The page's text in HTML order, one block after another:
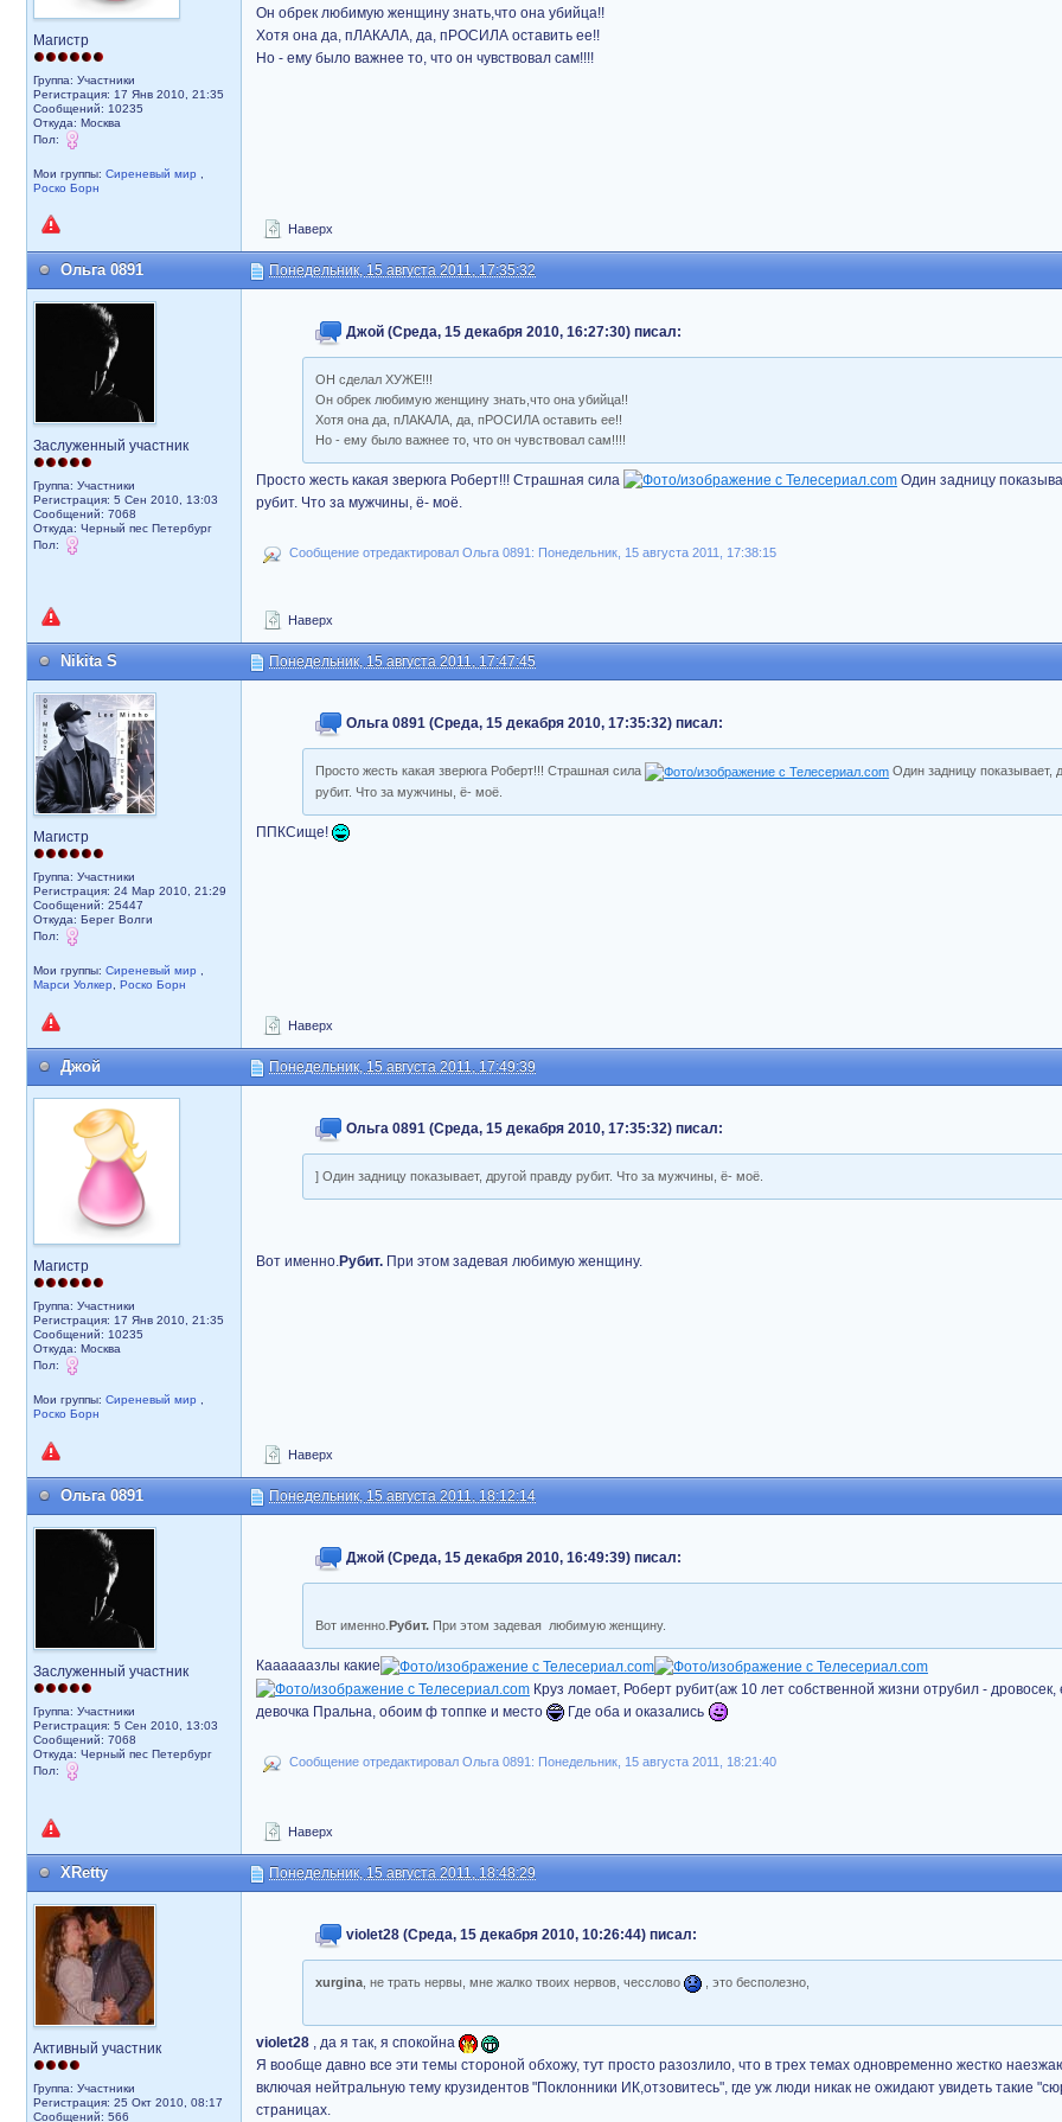
Магистр
Группа: Участники
Регистрация: 17 Янв 2010, 21:35
Сообщений: 10235
Откуда: Москва
Пол:
Мои группы: Сиреневый мир
Роско Борн
Он обрек любимую женщину знать,что она убийца!!
Хотя она да, пЛАКАЛА, да, пРОСИЛА оставить ее!!
Но - ему было важнее то, что он чувствовал сам!!!!
Наверх
Ольга 0891 Понедельник, 15 августа 2011, 17:35:32
Заслуженный участник
Группа: Участники
Регистрация: 5 Сен 2010, 13:03
Сообщений: 7068
Откуда: Черный пес Петербург
Пол:
Джой (Среда, 15 декабря 2010, 16:27:30) писал:
ОН сделал ХУЖЕ!!!
Он обрек любимую женщину знать,что она убийца!!
Хотя она да, пЛАКАЛА, да, пРОСИЛА оставить ее!!
Но - ему было важнее то, что он чувствовал сам!!!!
Просто жесть какая зверюга Роберт!!! Страшная сила
Один задницу
рубит. Что за мужчины, ё- моё.
Сообщение отредактировал Ольга 0891: Понедельник, 15 августа 2011, 17:38:15
Наверх
Nikita S Понедельник, 15 августа 2011, 17:47:45
Магистр
Группа: Участники
Регистрация: 24 Мар 2010, 21:29
Сообщений: 25447
Откуда: Берег Волги
Пол:
Мои группы: Сиреневый мир ,
Марси Уолкер, Роско Борн
Ольга 0891 (Среда, 15 декабря 2010, 17:35:32) писал:
Просто жесть какая зверюга Роберт!!! Страшная сила
Один задницу показывает,
рубит. Что за мужчины, ё- моё.
ППКСище!
Наверх
Джой Понедельник, 15 августа 2011, 17:49:39
Магистр
Группа: Участники
Регистрация: 17 Янв 2010, 21:35
Сообщений: 10235
Откуда: Москва
Пол:
Мои группы: Сиреневый мир ,
Роско Борн
Ольга 0891 (Среда, 15 декабря 2010, 17:35:32) писал:
] Один задницу показывает, другой правду рубит. Что за мужчины, ё- моё.
Вот именно.Рубит. При этом задевая любимую женщину.
Наверх
Ольга 0891 Понедельник, 15 августа 2011, 18:12:14
Заслуженный участник
Группа: Участники
Регистрация: 5 Сен 2010, 13:03
Сообщений: 7068
Откуда: Черный пес Петербург
Пол:
Джой (Среда, 15 декабря 2010, 16:49:39) писал:
Вот именно. Рубит. При этом задевая любимую женщину.
Каааааазлы какие
Круз ломает, Роберт рубит(аж 10 лет собственной жизни отрубил -
девочка Пральна, обоим ф топпке и место
Где оба и оказались
Сообщение отредактировал Ольга 0891: Понедельник, 15 августа 2011, 18:21:40
Наверх
XRetty Понедельник, 15 августа 2011, 18:48:29
Активный участник
Группа: Участники
Регистрация: 25 Окт 2010, 08:17
Сообщений: 566
violet28 (Среда, 15 декабря 2010, 10:26:44) писал:
xurgina , не трать нервы, мне жалко твоих нервов, чесслово , это бесполезно,
violet28 , да я так, я спокойна
Я вообще давно все эти темы стороной обхожу, тут просто разозлило, что в трех темах одновременно жестко
включая нейтральную тему крузидентов "Поклонники ИК,отзовитесь", где уж люди никак не ожидают увидеть такие
страницах.